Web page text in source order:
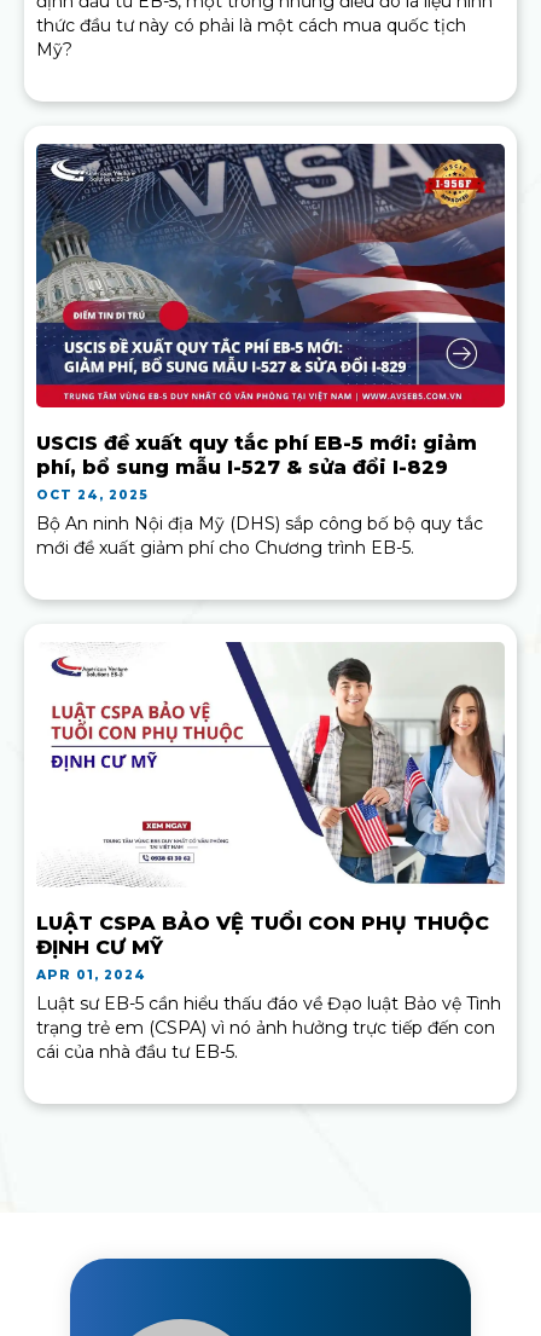
thức đầu tư này có phải là một cách mua quốc tịch
Mỹ?
USCIS đề xuất quy tắc phí EB-5 mới: giảm
phí, bổ sung mẫu I-527 & sửa đổi I-829
OCT 24, 2025
Bộ An ninh Nội địa Mỹ (DHS) sắp công bố bộ quy tắc
mới đề xuất giảm phí cho Chương trình EB-5.
LUẬT CSPA BẢO VỆ TUỔI CON PHỤ THUỘC
ĐỊNH CƯ MỸ
APR 01, 2024
Luật sư EB-5 cần hiểu thấu đáo về Đạo luật Bảo vệ Tình
trạng trẻ em (CSPA) vì nó ảnh hưởng trực tiếp đến con
cái của nhà đầu tư EB-5.